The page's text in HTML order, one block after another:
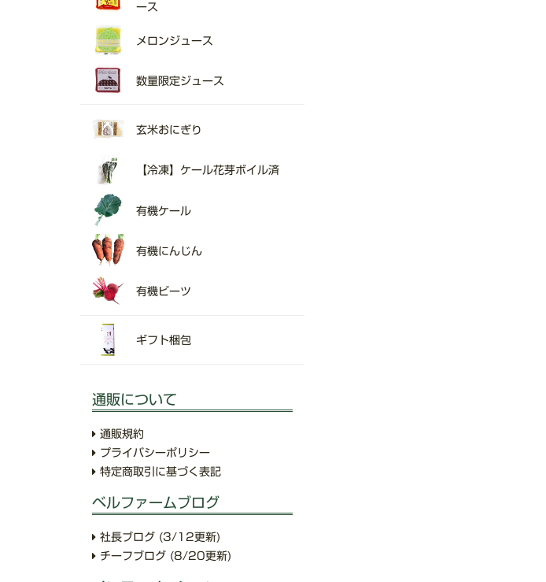
ース
メロンジュース
数量限定ジュース
玄米おにぎり
【冷凍】ケール花芽ボイル済
有機ケール
有機にんじん
有機ビーツ
ギフト梱包
通販について
通販規約
プライバシーポリシー
特定商取引に基づく表記
ベルファームブログ
社長ブログ (3/12更新)
チーフブログ (8/20更新)